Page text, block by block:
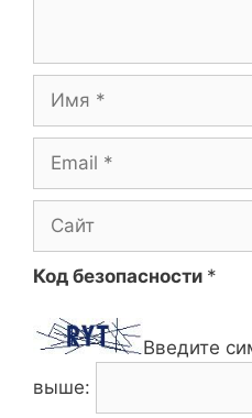
Код безопасности *
Введите
выше: